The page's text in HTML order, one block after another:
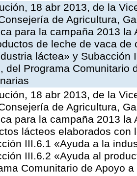
18 abr 2013, de la
de Agricultura,
para la campaña 2013
de leche de vaca
láctea» y Subacción
del Programa Comunitario
18 abr 2013, de la
de Agricultura,
para la campaña 2013
lácteos elaborados
III.6.1 «Ayuda a la
III.6.2 «Ayuda al
Comunitario de Apoyo